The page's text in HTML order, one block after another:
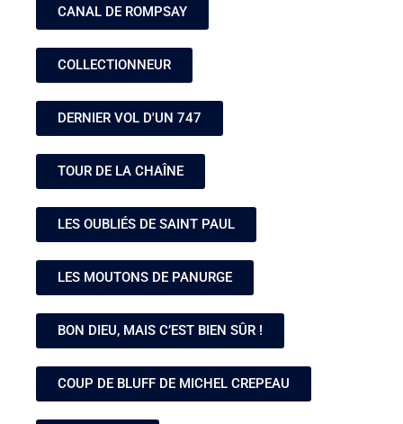
CANAL DE ROMPSAY
COLLECTIONNEUR
DERNIER VOL D'UN 747
TOUR DE LA CHAÎNE
LES OUBLIÉS DE SAINT PAUL
LES MOUTONS DE PANURGE
BON DIEU, MAIS C’EST BIEN SÛR !
COUP DE BLUFF DE MICHEL CREPEAU